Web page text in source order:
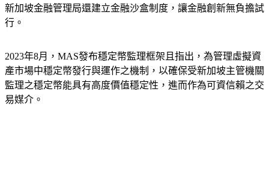
上可以進行，使得進入金融科技障礙、門檻大為降低，而且，
新加坡金融管理局還建立金融沙盒制度，讓金融創新無負擔試
2023年8月，MAS發布穩定幣監理框架且指出，為管理虛擬資
產市場中穩定幣發行與運作之機制，以確保受新加坡主管機關
監理之穩定幣能具有高度價值穩定性，進而作為可資信賴之交